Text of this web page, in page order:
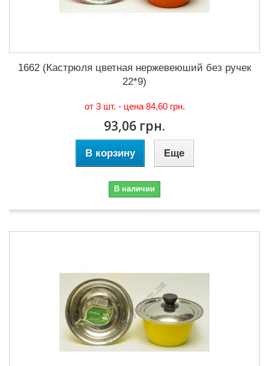
1662 (Кастрюля цветная нержевеюший без ручек
22*9)
от 3 шт. - цена 84,60 грн.
93,06 грн.
В корзину Еще
В наличии